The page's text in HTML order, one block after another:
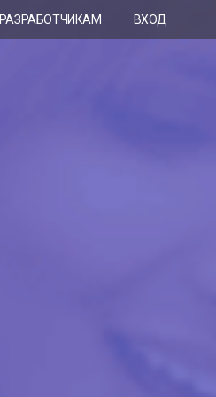
РАЗРАБОТЧИКАМ ВХОД